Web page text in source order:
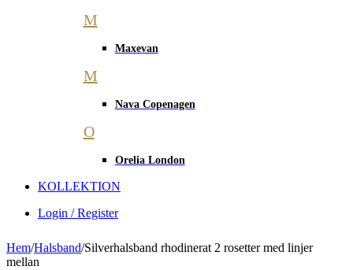
M
Maxevan
M
Nava Copenagen
O
Orelia London
KOLLEKTION
Login / Register
Hem/Halsband/Silverhalsband rhodinerat 2 rosetter med linjer
mellan